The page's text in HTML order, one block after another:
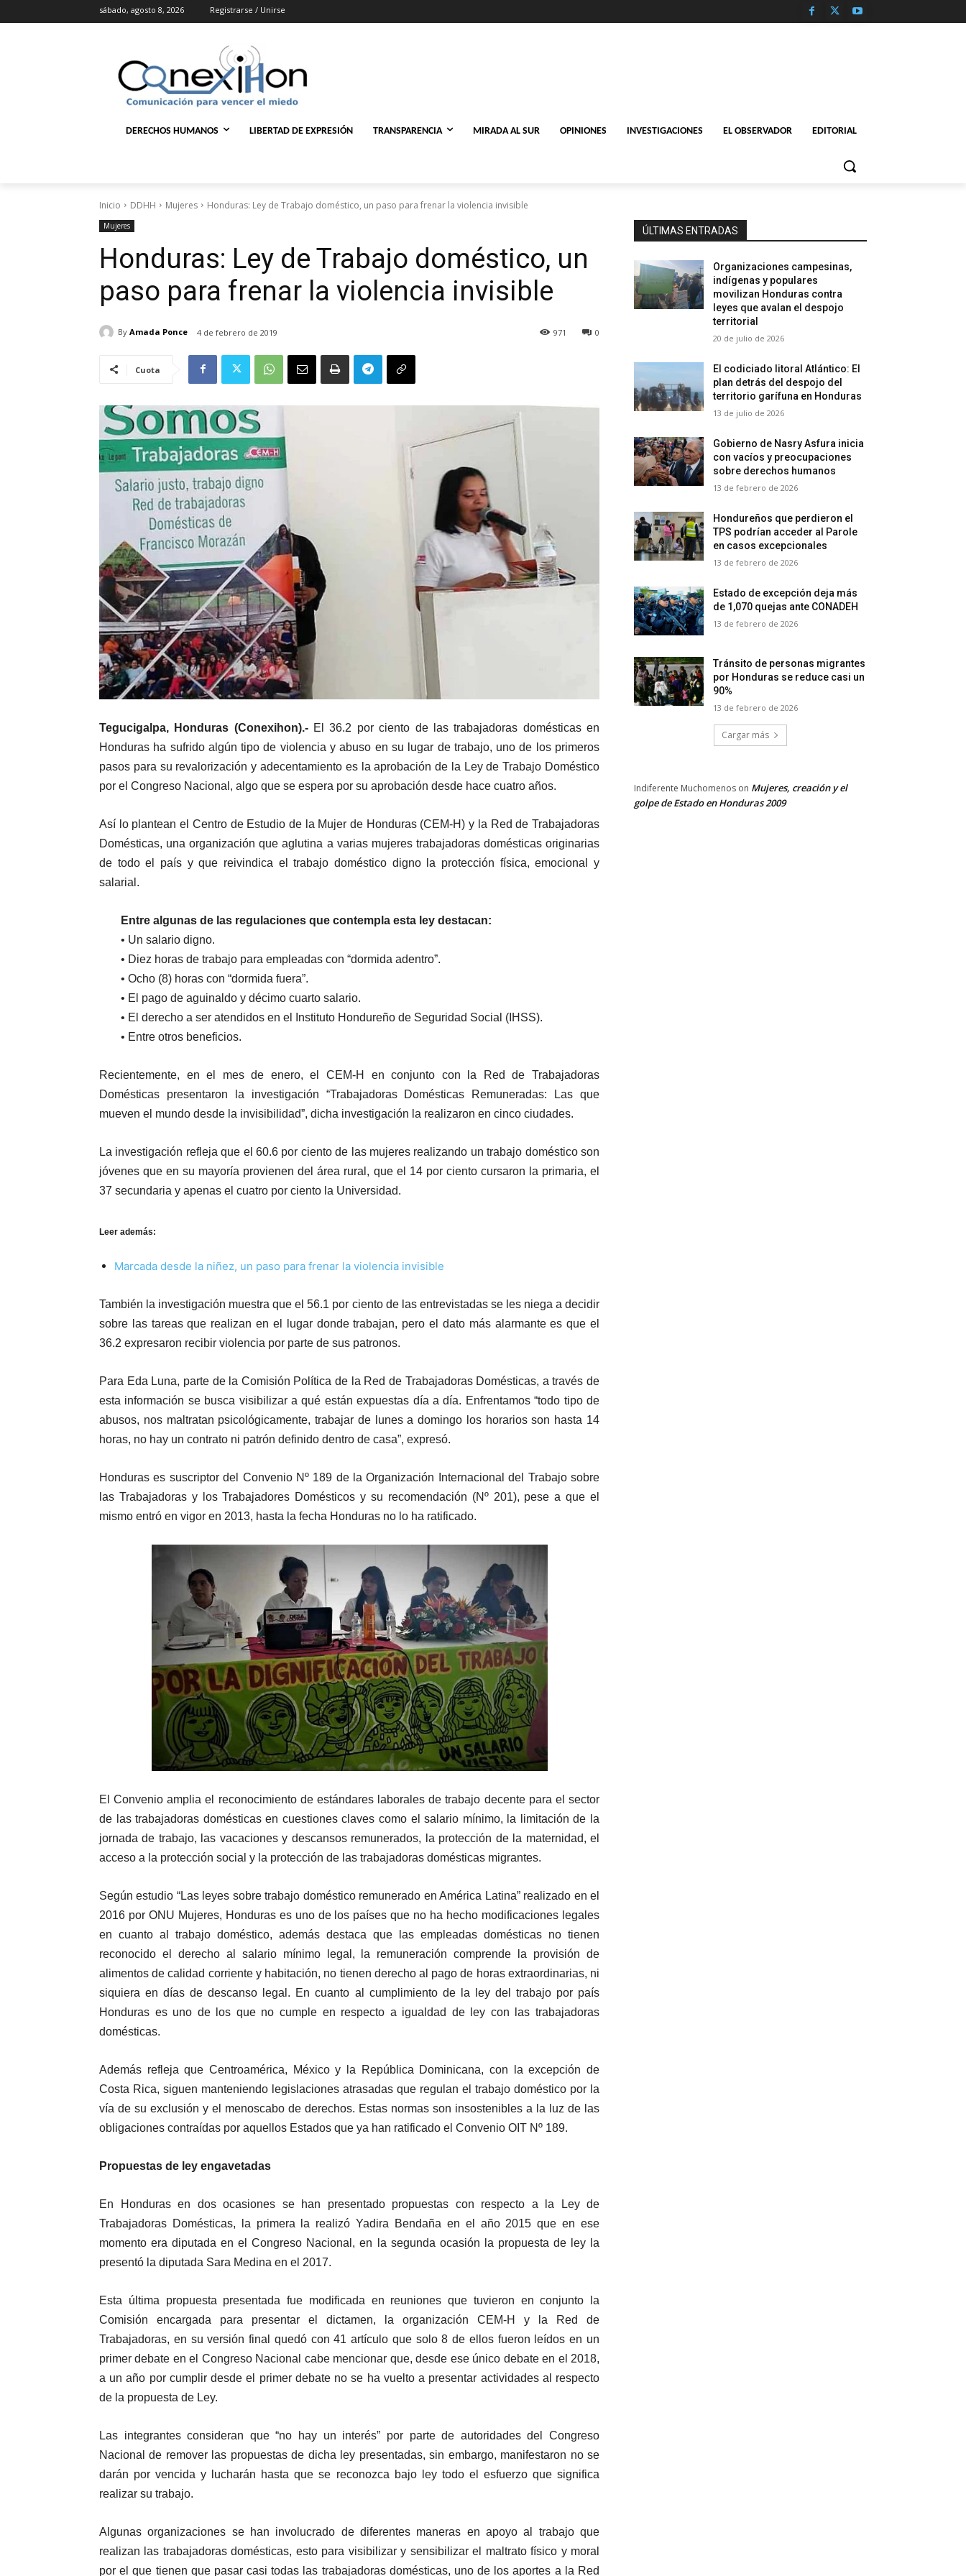
sábado, agosto 8, 2026 Registrarse / Unirse
DERECHOS HUMANOS LIBERTAD DE EXPRESIÓN TRANSPARENCIA MIRADA AL SUR OPINIONES INVESTIGACIONES EL OBSERVADOR EDITORIAL
Inicio DDHH Mujeres Honduras: Ley de Trabajo doméstico, un paso para frenar la violencia invisible
Mujeres
Honduras: Ley de Trabajo doméstico, un
paso para frenar la violencia invisible
By Amada Ponce 4 de febrero de 2019 0
971
Cuota
Tegucigalpa, Honduras (Conexihon).-El 36.2 por ciento de las trabajadoras domésticas en
Honduras ha sufrido algún tipo de violencia y abuso en su lugar de trabajo, uno de los primeros
pasos para su revalorización y adecentamiento es la aprobación de la Ley de Trabajo Doméstico
por el Congreso Nacional, algo que se espera por su aprobación desde hace cuatro años.
Así lo plantean el Centro de Estudio de la Mujer de Honduras (CEM-H) y la Red de Trabajadoras
Domésticas, una organización que aglutina a varias mujeres trabajadoras domésticas originarias
de todo el país y que reivindica el trabajo doméstico digno la protección física, emocional y
salarial.
Entre algunas de las regulaciones que contempla esta ley destacan:
• Un salario digno.
• Diez horas de trabajo para empleadas con “dormida adentro”.
• Ocho (8) horas con “dormida fuera”.
• El pago de aguinaldo y décimo cuarto salario.
• El derecho a ser atendidos en el Instituto Hondureño de Seguridad Social (IHSS).
• Entre otros beneficios.
Recientemente, en el mes de enero, el CEM-H en conjunto con la Red de Trabajadoras
Domésticas presentaron la investigación “Trabajadoras Domésticas Remuneradas: Las que
mueven el mundo desde la invisibilidad”, dicha investigación la realizaron en cinco ciudades.
La investigación refleja que el 60.6 por ciento de las mujeres realizando un trabajo doméstico son
jóvenes que en su mayoría provienen del área rural, que el 14 por ciento cursaron la primaria, el
37 secundaria y apenas el cuatro por ciento la Universidad.
Leer además:
Marcada desde la niñez, un paso para frenar la violencia invisible
También la investigación muestra que el 56.1 por ciento de las entrevistadas se les niega a decidir
sobre las tareas que realizan en el lugar donde trabajan, pero el dato más alarmante es que el
36.2 expresaron recibir violencia por parte de sus patronos.
Para Eda Luna, parte de la Comisión Política de la Red de Trabajadoras Domésticas, a través de
esta información se busca visibilizar a qué están expuestas día a día. Enfrentamos “todo tipo de
abusos, nos maltratan psicológicamente, trabajar de lunes a domingo los horarios son hasta 14
horas, no hay un contrato ni patrón definido dentro de casa”, expresó.
Honduras es suscriptor del Convenio Nº 189 de la Organización Internacional del Trabajo sobre
las Trabajadoras y los Trabajadores Domésticos y su recomendación (Nº 201), pese a que el
mismo entró en vigor en 2013, hasta la fecha Honduras no lo ha ratificado.
El Convenio amplia el reconocimiento de estándares laborales de trabajo decente para el sector
de las trabajadoras domésticas en cuestiones claves como el salario mínimo, la limitación de la
jornada de trabajo, las vacaciones y descansos remunerados, la protección de la maternidad, el
acceso a la protección social y la protección de las trabajadoras domésticas migrantes.
Según estudio “Las leyes sobre trabajo doméstico remunerado en América Latina” realizado en el
2016 por ONU Mujeres, Honduras es uno de los países que no ha hecho modificaciones legales
en cuanto al trabajo doméstico, además destaca que las empleadas domésticas no tienen
reconocido el derecho al salario mínimo legal, la remuneración comprende la provisión de
alimentos de calidad corriente y habitación, no tienen derecho al pago de horas extraordinarias, ni
siquiera en días de descanso legal. En cuanto al cumplimiento de la ley del trabajo por país
Honduras es uno de los que no cumple en respecto a igualdad de ley con las trabajadoras
domésticas.
Además refleja que Centroamérica, México y la República Dominicana, con la excepción de
Costa Rica, siguen manteniendo legislaciones atrasadas que regulan el trabajo doméstico por la
vía de su exclusión y el menoscabo de derechos. Estas normas son insostenibles a la luz de las
obligaciones contraídas por aquellos Estados que ya han ratificado el Convenio OIT Nº 189.
Propuestas de ley engavetadas
En Honduras en dos ocasiones se han presentado propuestas con respecto a la Ley de
Trabajadoras Domésticas, la primera la realizó Yadira Bendaña en el año 2015 que en ese
momento era diputada en el Congreso Nacional, en la segunda ocasión la propuesta de ley la
presentó la diputada Sara Medina en el 2017.
Esta última propuesta presentada fue modificada en reuniones que tuvieron en conjunto la
Comisión encargada para presentar el dictamen, la organización CEM-H y la Red de
Trabajadoras, en su versión final quedó con 41 artículo que solo 8 de ellos fueron leídos en un
primer debate en el Congreso Nacional cabe mencionar que, desde ese único debate en el 2018,
a un año por cumplir desde el primer debate no se ha vuelto a presentar actividades al respecto
de la propuesta de Ley.
Las integrantes consideran que “no hay un interés” por parte de autoridades del Congreso
Nacional de remover las propuestas de dicha ley presentadas, sin embargo, manifestaron no se
darán por vencida y lucharán hasta que se reconozca bajo ley todo el esfuerzo que significa
realizar su trabajo.
Algunas organizaciones se han involucrado de diferentes maneras en apoyo al trabajo que
realizan las trabajadoras domésticas, esto para visibilizar y sensibilizar el maltrato físico y moral
por el que tienen que pasar casi todas las trabajadoras domésticas, uno de los aportes a la Red
ÚLTIMAS ENTRADAS
Organizaciones campesinas,
indígenas y populares
movilizan Honduras contra
leyes que avalan el despojo
territorial
20 de julio de 2026
El codiciado litoral Atlántico: El
plan detrás del despojo del
territorio garífuna en Honduras
13 de julio de 2026
Gobierno de Nasry Asfura inicia
con vacíos y preocupaciones
sobre derechos humanos
13 de febrero de 2026
Hondureños que perdieron el
TPS podrían acceder al Parole
en casos excepcionales
13 de febrero de 2026
Estado de excepción deja más
de 1,070 quejas ante CONADEH
13 de febrero de 2026
Tránsito de personas migrantes
por Honduras se reduce casi un
90%
13 de febrero de 2026
Cargar más
Indiferente Muchomenos on Mujeres, creación y el
golpe de Estado en Honduras 2009